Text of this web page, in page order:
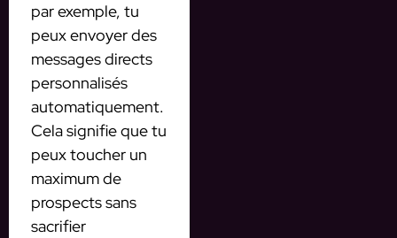
par exemple, tu
peux envoyer des
messages directs
personnalisés
automatiquement.
Cela signifie que tu
peux toucher un
maximum de
prospects sans
sacrifier